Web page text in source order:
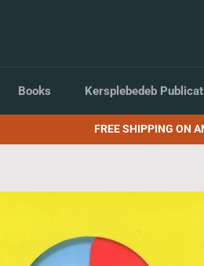
Books Kersplebedeb
FREE SHIPPING ON